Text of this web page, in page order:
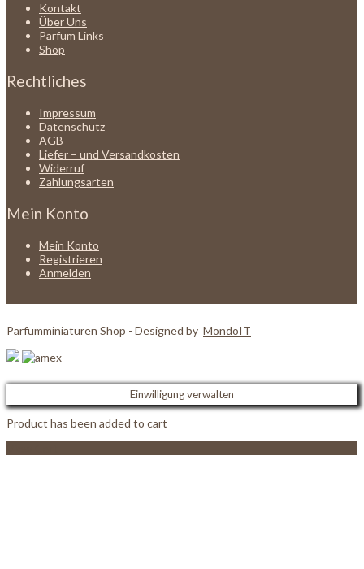
Kontakt
Über Uns
Parfum Links
Shop
Rechtliches
Impressum
Datenschutz
AGB
Liefer – und Versandkosten
Widerruf
Zahlungsarten
Mein Konto
Mein Konto
Registrieren
Anmelden
Parfumminiaturen Shop - Designed by MondoIT
Einwilligung verwalten
Product has been added to cart